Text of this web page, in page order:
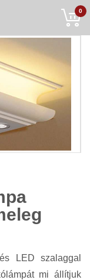
0
LED szalaggal
mi állítjuk